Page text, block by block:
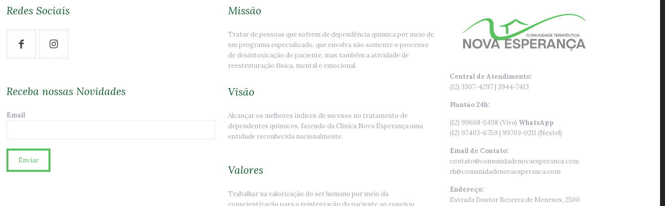
Redes Sociais
Receba nossas Novidades
Email
Missão
Tratar de pessoas que sofrem de dependência química por meio de
um programa especializado, que envolva não somente o processo
de desintoxicação do paciente, mas também a atividade de
reestruturação física, mental e emocional.
Visão
Alcançar os melhores índices de sucesso no tratamento de
dependentes químicos, fazendo da Clínica Nova Esperança uma
entidade reconhecida nacionalmente.
Valores
Trabalhar na valorização do ser humano por meio da
conscientização para a reintegração do paciente ao convívio
Central de Atendimento:
(12) 3307-4297 | 3944-7413
Plantão 24h:
(12) 99668-5498 (Vivo) WhatsApp
(12) 97403-6759 | 99703-0211 (Nextel)
Email de Contato:
contato@comunidadenovaesperanca.com
rh@comunidadenovaesperanca.com
Endereço:
Estrada Doutor Bezerra de Meneses, 2500